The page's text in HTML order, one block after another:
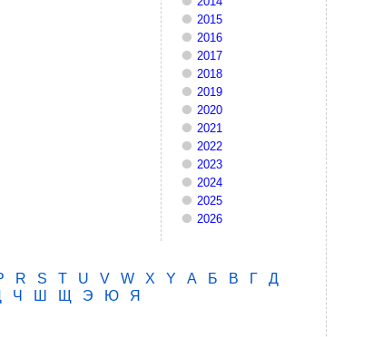
2015
2016
2017
2018
2019
2020
2021
2022
2023
2024
2025
2026
R S T U V W X Y А Б В Г
Д
Ч Ш Щ Э Ю Я